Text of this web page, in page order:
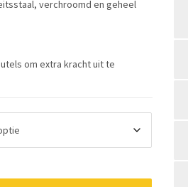
verchroomd en geheel
om extra kracht uit te